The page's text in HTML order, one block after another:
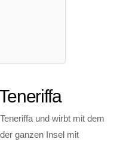
und wirbt mit dem
der ganzen Insel mit